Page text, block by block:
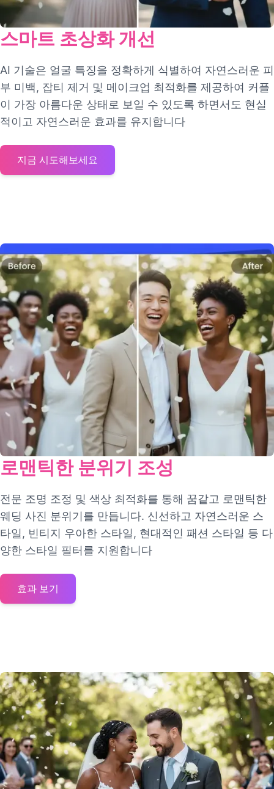
스마트 초상화 개선
AI 기술은 얼굴 특징을 정확하게 식별하여 자연스러운 피
부 미백, 잡티 제거 및 메이크업 최적화를 제공하여 커플
이 가장 아름다운 상태로 보일 수 있도록 하면서도 현실
적이고 자연스러운 효과를 유지합니다
지금 시도해보세요
로맨틱한 분위기 조성
전문 조명 조정 및 색상 최적화를 통해 꿈같고 로맨틱한
웨딩 사진 분위기를 만듭니다. 신선하고 자연스러운 스
타일, 빈티지 우아한 스타일, 현대적인 패션 스타일 등 다
양한 스타일 필터를 지원합니다
효과 보기